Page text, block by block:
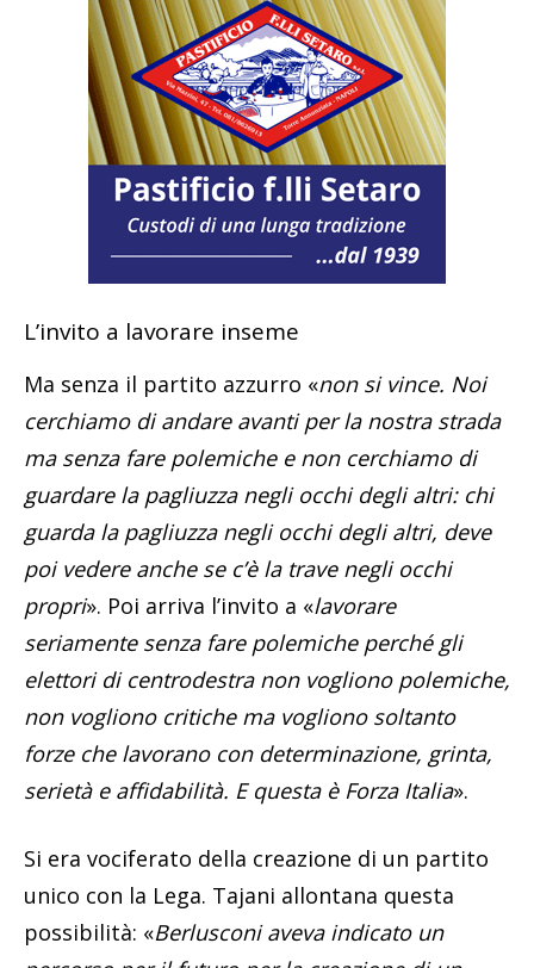
L’invito a lavorare inseme
Ma senza il partito azzurro «non si vince. Noi
cerchiamo di andare avanti per la nostra strada
ma senza fare polemiche e non cerchiamo di
guardare la pagliuzza negli occhi degli altri: chi
guarda la pagliuzza negli occhi degli altri, deve
poi vedere anche se c’è la trave negli occhi
propri». Poi arriva l’invito a «lavorare
seriamente senza fare polemiche perché gli
elettori di centrodestra non vogliono polemiche,
non vogliono critiche ma vogliono soltanto
forze che lavorano con determinazione, grinta,
serietà e affidabilità. E questa è Forza Italia».
Si era vociferato della creazione di un partito
unico con la Lega. Tajani allontana questa
possibilità: «Berlusconi aveva indicato un